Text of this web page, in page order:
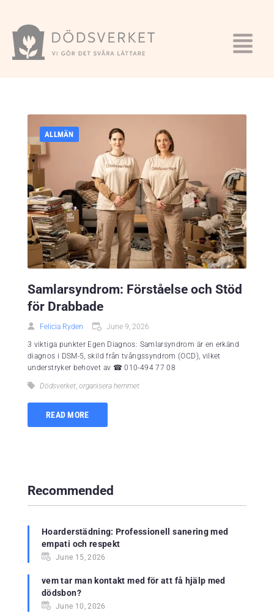
ALLMÄN
Samlarsyndrom: Förståelse och Stöd
för Drabbade
Felicia Ryden June 9, 2026
3 viktiga punkter Egen Diagnos: Samlarsyndrom är en erkänd
diagnos i DSM-5, skild från tvångssyndrom (OCD), vilket
understryker behovet av ☎ 010-494 77 08
Dödsverket, organisera hemmet
READ MORE
Recommended
Hoarderstädning: Professionell sanering med
empati och respekt
June 15, 2026
vem tar man kontakt med för att få hjälp med
dödsbon?
June 10, 2026